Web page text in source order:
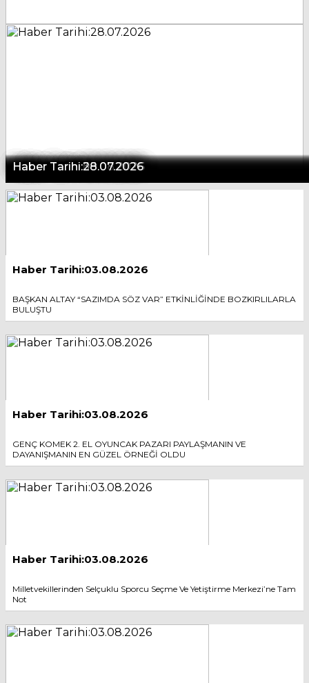
Haber Tarihi:05.08.2026
Haber Tarihi:03.08.2026
Haber Tarihi:03.08.2026
Haber Tarihi:03.08.2026
Haber Tarihi:03.08.2026
Haber Tarihi:30.07.2026
Haber Tarihi:28.07.2026
Haber Tarihi:03.08.2026
BAŞKAN ALTAY “SAZIMDA SÖZ VAR” ETKİNLİĞİNDE BOZKIRLILARLA
BULUŞTU
Haber Tarihi:03.08.2026
GENÇ KOMEK 2. EL OYUNCAK PAZARI PAYLAŞMANIN VE
DAYANIŞMANIN EN GÜZEL ÖRNEĞİ OLDU
Haber Tarihi:03.08.2026
Milletvekillerinden Selçuklu Sporcu Seçme Ve Yetiştirme Merkezi’ne Tam
Not